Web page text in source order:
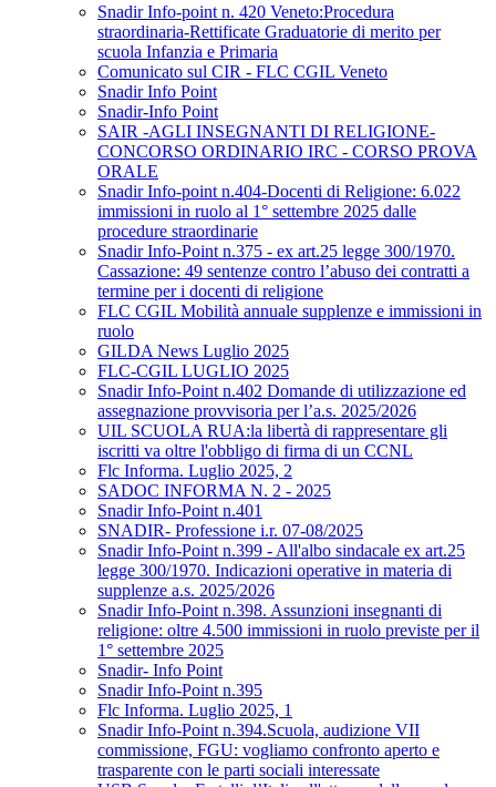
Snadir Info-point n. 420 Veneto:Procedura
straordinaria-Rettificate Graduatorie di merito per
scuola Infanzia e Primaria
Comunicato sul CIR - FLC CGIL Veneto
Snadir Info Point
Snadir-Info Point
SAIR -AGLI INSEGNANTI DI RELIGIONE-
CONCORSO ORDINARIO IRC - CORSO PROVA
ORALE
Snadir Info-point n.404-Docenti di Religione: 6.022
immissioni in ruolo al 1° settembre 2025 dalle
procedure straordinarie
Snadir Info-Point n.375 - ex art.25 legge 300/1970.
Cassazione: 49 sentenze contro l’abuso dei contratti a
termine per i docenti di religione
FLC CGIL Mobilità annuale supplenze e immissioni in
ruolo
GILDA News Luglio 2025
FLC-CGIL LUGLIO 2025
Snadir Info-Point n.402 Domande di utilizzazione ed
assegnazione provvisoria per l’a.s. 2025/2026
UIL SCUOLA RUA:la libertà di rappresentare gli
iscritti va oltre l'obbligo di firma di un CCNL
Flc Informa. Luglio 2025, 2
SADOC INFORMA N. 2 - 2025
Snadir Info-Point n.401
SNADIR- Professione i.r. 07-08/2025
Snadir Info-Point n.399 - All'albo sindacale ex art.25
legge 300/1970. Indicazioni operative in materia di
supplenze a.s. 2025/2026
Snadir Info-Point n.398. Assunzioni insegnanti di
religione: oltre 4.500 immissioni in ruolo previste per il
1° settembre 2025
Snadir- Info Point
Snadir Info-Point n.395
Flc Informa. Luglio 2025, 1
Snadir Info-Point n.394.Scuola, audizione VII
commissione, FGU: vogliamo confronto aperto e
trasparente con le parti sociali interessate